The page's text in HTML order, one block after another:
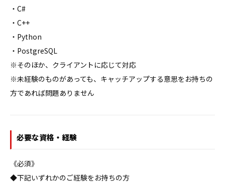
・C#
・C++
・Python
・PostgreSQL
※そのほか、クライアントに応じて対応
※未経験のものがあっても、キャッチアップする意思をお持ちの
方であれば問題ありません
必要な資格・経験
《必須》
◆下記いずれかのご経験をお持ちの方